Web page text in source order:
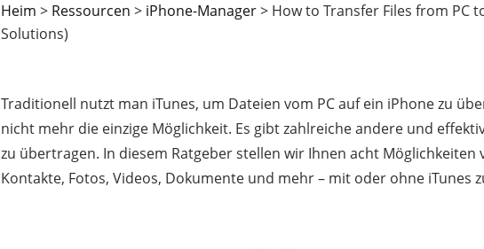
Heim > Ressourcen > iPhone-Manager> How to Transfer Files from PC
Solutions)
Traditionell nutzt man iTunes, um Dateien vom PC auf ein iPhone zu
nicht mehr die einzige Möglichkeit. Es gibt zahlreiche andere und
zu übertragen. In diesem Ratgeber stellen wir Ihnen acht
Kontakte, Fotos, Videos, Dokumente und mehr – mit oder ohne iTunes